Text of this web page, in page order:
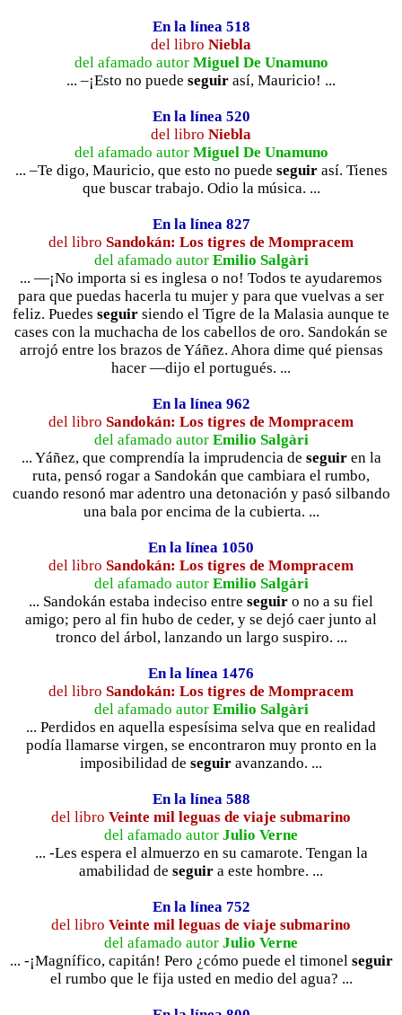
En la línea 518
del libro Niebla
del afamado autor Miguel De Unamuno
... –¡Esto no puede seguir así, Mauricio! ...
En la línea 520
del libro Niebla
del afamado autor Miguel De Unamuno
... –Te digo, Mauricio, que esto no puede seguirasí. Tienes
que buscar trabajo. Odio la música. ...
En la línea 827
del libro Sandokán: Los tigres de Mompracem
del afamado autor Emilio Salgàri
... —¡No importa si es inglesa o no! Todos te ayudaremos
para que puedas hacerla tu mujer y para que vuelvas a ser
feliz. Puedes seguir siendo el Tigre de la Malasia aunque te
cases con la muchacha de los cabellos de oro. Sandokán se
arrojó entre los brazos de Yáñez. Ahora dime qué piensas
hacer —dijo el portugués. ...
En la línea 962
del libro Sandokán: Los tigres de Mompracem
del afamado autor Emilio Salgàri
... Yáñez, que comprendía la imprudencia de seguiren la
ruta, pensó rogar a Sandokán que cambiara el rumbo,
cuando resonó mar adentro una detonación y pasó silbando
una bala por encima de la cubierta. ...
En la línea 1050
del libro Sandokán: Los tigres de Mompracem
del afamado autor Emilio Salgàri
... Sandokán estaba indeciso entre seguir o no a su fiel
amigo; pero al fin hubo de ceder, y se dejó caer junto al
tronco del árbol, lanzando un largo suspiro. ...
En la línea 1476
del libro Sandokán: Los tigres de Mompracem
del afamado autor Emilio Salgàri
... Perdidos en aquella espesísima selva que en realidad
podía llamarse virgen, se encontraron muy pronto en la
imposibilidad de seguir avanzando. ...
En la línea 588
del libro Veinte mil leguas de viaje submarino
del afamado autor Julio Verne
... -Les espera el almuerzo en su camarote. Tengan la
amabilidad de seguir a este hombre. ...
En la línea 752
del libro Veinte mil leguas de viaje submarino
del afamado autor Julio Verne
... -¡Magnífico, capitán! Pero ¿cómo puede el timonel seguir
el rumbo que le fija usted en medio del agua? ...